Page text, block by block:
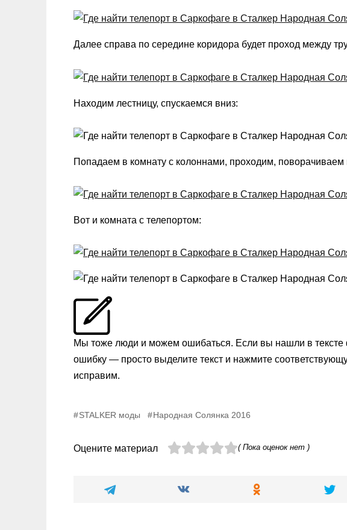
Далее справа по середине коридора будет проход между
Находим лестницу, спускаемся вниз:
Попадаем в комнату с колоннами, проходим, поворачиваем
Вот и комната с телепортом:
Мы тоже люди и можем ошибаться. Если вы нашли в тексте
ошибку — просто выделите текст и нажмите
исправим.
STALKER моды Народная Солянка 2016
Оцените материал ( Пока оценок нет )